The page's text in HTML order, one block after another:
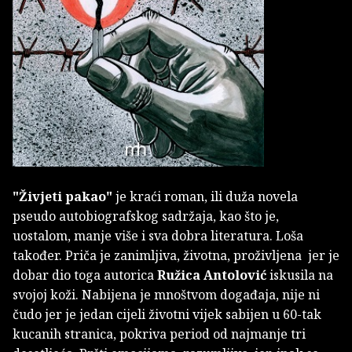
"Živjeti pakao" je kraći roman, ili duža novela
pseudo autobiografskog sadržaja, kao što je,
uostalom, manje više i sva dobra literatura. Loša
također. Priča je zanimljiva, životna, proživljena jer je
dobar dio toga autoricaRužica Antolovićiskusila na
svojoj koži. Nabijena je mnoštvom događaja, nije ni
čudo jer je jedan cijeli životni vijek sabijen u 60-tak
kucanih stranica, pokriva period od najmanje tri